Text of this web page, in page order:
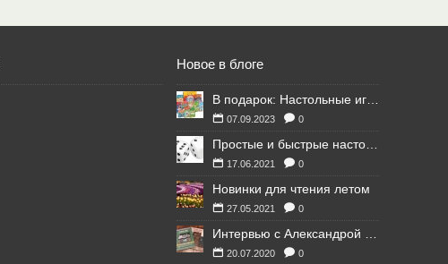
Новое в блоге
07.09.2023 0
17.06.2021 0
Новинки для чтения летом
27.05.2021 0
20.07.2020 0